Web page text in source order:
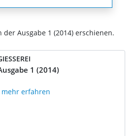
Ausgabe 1 (2014) erschienen.
1 (2014)
mehr erfahren